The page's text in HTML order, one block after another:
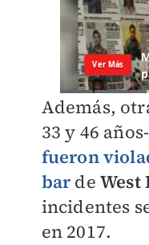
Además,
33 y 46 años-
fueron
barde
incidentes
en 2017.